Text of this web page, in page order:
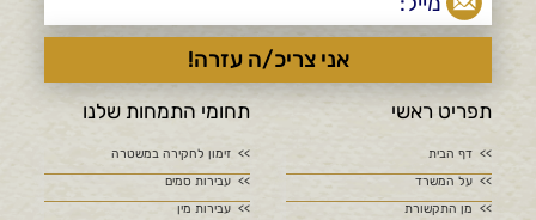
תפריט ראשי
דף הבית
על המשרד
מן התקשורת
תחומי התמחות שלנו
זימון לחקירה במשטרה
עבירות סמים
עבירות מין